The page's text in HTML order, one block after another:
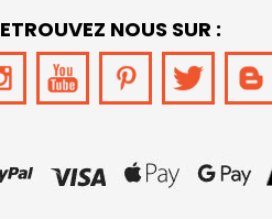
NOUS SUR :